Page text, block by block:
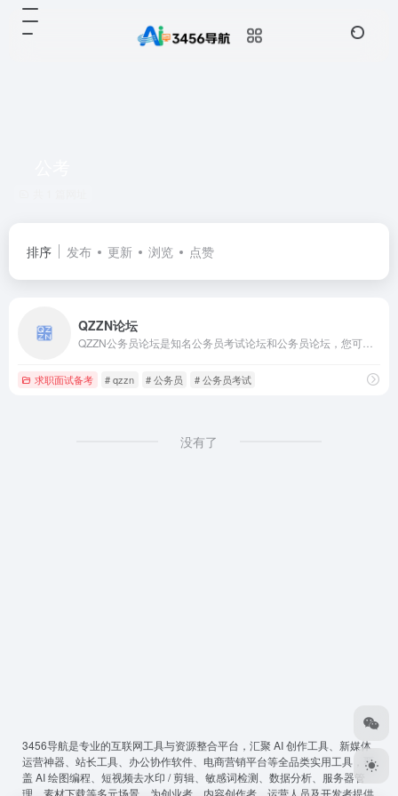
排序 发布 更新 浏览 点赞
QZZN论坛
求职面试备考 # qzzn # 公务员 # 公务员考试
没有了
3456导航是专业的互联网工具与资源整合平台，汇聚 AI 创作工具、新媒体
运营神器、站长工具、办公协作软件、电商营销平台等全品类实用工具，覆
盖 AI 绘图编程、短视频去水印 / 剪辑、敏感词检测、数据分析、服务器管
理、素材下载等多元场景，为创业者、内容创作者、运营人员及开发者提供